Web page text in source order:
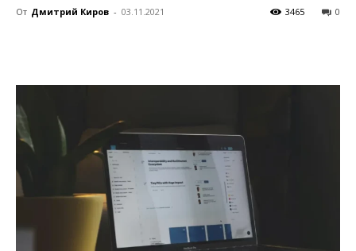
От Дмитрий Киров - 03.11.2021 0
3465